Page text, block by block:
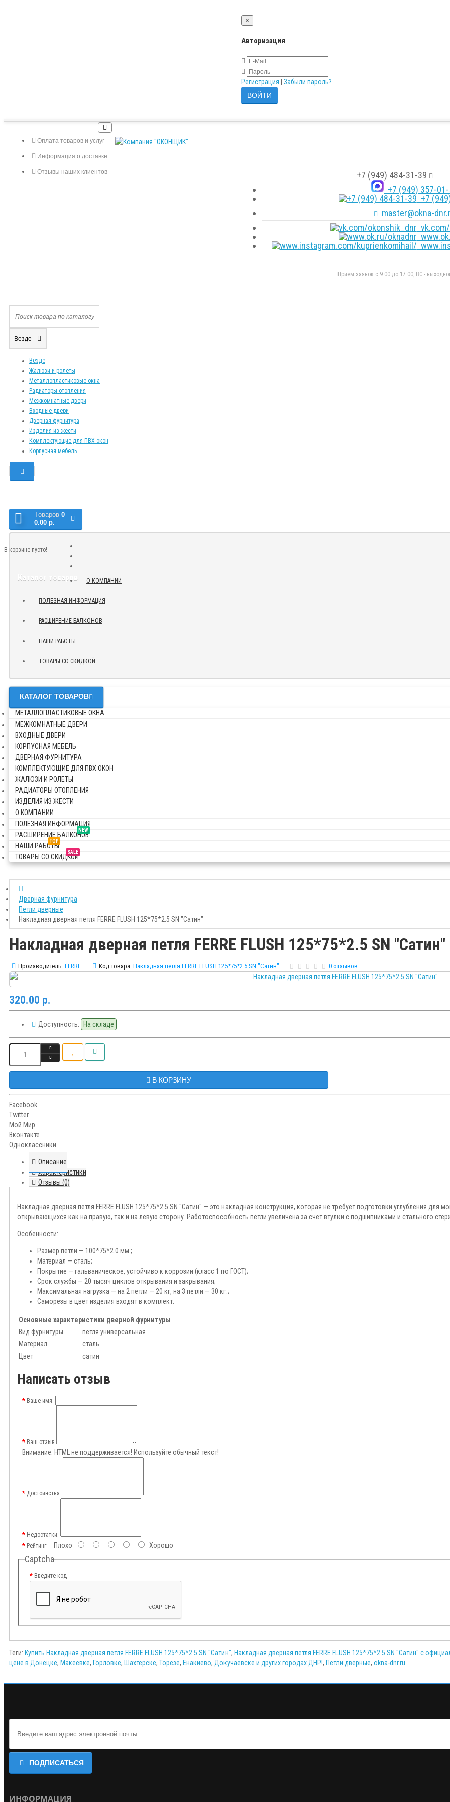
×
Авторизация
Регистрация Забыли пароль?
Оплата товаров и услуг
Информация о доставке
Отзывы наших клиентов
+7 (949) 484-31-39
+7 (949) 357-
+7
master@okna-
Приём заявок с 9:00 до 17:00, ВС -
Везде
Везде
Жалюзи и ролеты
Металлопластиковые окна
Радиаторы отопления
Межкомнатные двери
Входные двери
Дверная фурнитура
Изделия из жести
Комплектующие для ПВХ окон
Корпусная мебель
Tоваров 0
0.00 р.
В корзине пусто!
Каталог товаров О КОМПАНИИ
ПОЛЕЗНАЯ ИНФОРМАЦИЯ
РАСШИРЕНИЕ БАЛКОНОВ
НАШИ РАБОТЫ
ТОВАРЫ СО СКИДКОЙ
КАТАЛОГ ТОВАРОВ
МЕТАЛЛОПЛАСТИКОВЫЕ ОКНА
МЕЖКОМНАТНЫЕ ДВЕРИ
ВХОДНЫЕ ДВЕРИ
КОРПУСНАЯ МЕБЕЛЬ
ДВЕРНАЯ ФУРНИТУРА
КОМПЛЕКТУЮЩИЕ ДЛЯ ПВХ ОКОН
ЖАЛЮЗИ И РОЛЕТЫ
РАДИАТОРЫ ОТОПЛЕНИЯ
ИЗДЕЛИЯ ИЗ ЖЕСТИ
О КОМПАНИИ
ПОЛЕЗНАЯ ИНФОРМАЦИЯ
NEW
РАСШИРЕНИЕ БАЛКОНОВ
TOP
НАШИ РАБОТЫ
SALE
ТОВАРЫ СО СКИДКОЙ
Дверная фурнитура
Петли дверные
Накладная дверная петля FERRE FLUSH 125*75*2.5 SN "Сатин"
Накладная дверная петля FERRE FLUSH 125*75*2.5 SN "Сатин"
Производитель: FERRE Код товара: Накладная петля FERRE FLUSH 125*75*2.5 SN "Сатин" 0 отзывов
320.00 р.
Доступность: На складе
В КОРЗИНУ
Facebook
Twitter
Мой Мир
Вконтакте
Одноклассники
Описание
Характеристики
Отзывы (0)
Накладная дверная петля FERRE FLUSH 125*75*2.5 SN "Сатин" — это накладная конструкция, которая не требует подготовки углубления
открывающихся как на правую, так и на левую сторону. Работоспособность петли увеличена за счет втулки с подшипниками и стального
Особенности:
Размер петли — 100*75*2.0 мм.;
Материал — сталь;
Покрытие — гальваническое, устойчиво к коррозии (класс 1 по ГОСТ);
Срок службы — 20 тысяч циклов открывания и закрывания;
Максимальная нагрузка — на 2 петли — 20 кг, на 3 петли — 30 кг.;
Саморезы в цвет изделия входят в комплект.
Основные характеристики дверной фурнитуры
Вид фурнитуры
петля универсальная
Материал
сталь
Цвет
сатин
Написать отзыв
Ваше имя:
Ваш отзыв
Внимание: HTML не поддерживается! Используйте обычный текст!
Достоинства:
Недостатки:
РейтингПлохо Хорошо
Captcha
Введите код
Теги: Купить Накладная дверная петля FERRE FLUSH 125*75*2.5 SN "Сатин", Накладная дверная петля FERRE FLUSH 125*75*2.5 SN "Сатин" с
цене в Донецке, Макеевке, Горловке, Шахтерске, Торезе, Енакиево, Докучаевске и других городах ДНР!, Петли дверные, okna-dnr.ru
ПОДПИСАТЬСЯ
ИНФОРМАЦИЯ